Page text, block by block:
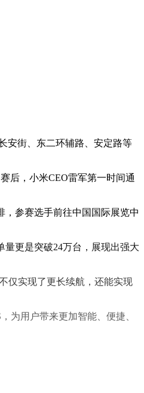
安街、东二环辅路、安定路等
后，小米CEO雷军第一时间通
参赛选手前往中国国际展览中
量更是突破24万台，展现出强大
仅实现了更长续航，还能实现
为用户带来更加智能、便捷、